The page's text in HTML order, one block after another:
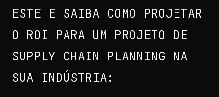
ESTE E SAIBA COMO PROJETAR
O ROI PARA UM PROJETO DE
SUPPLY CHAIN PLANNING NA
SUA INDÚSTRIA: